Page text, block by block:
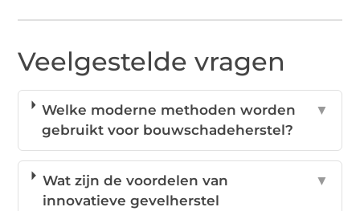
Veelgestelde vragen
Welke moderne methoden worden
gebruikt voor bouwschadeherstel?
▼
Wat zijn de voordelen van
innovatieve gevelherstel
▼